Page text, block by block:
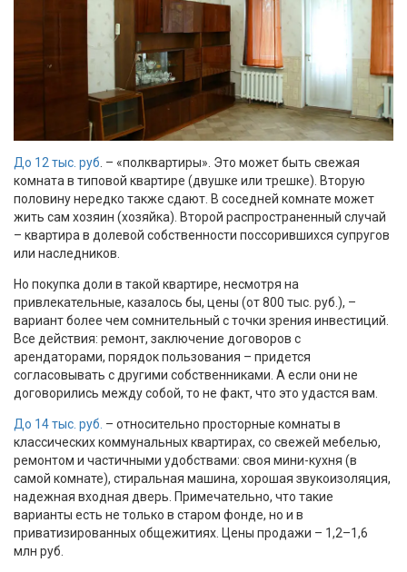
До 12 тыс. руб. – «полквартиры». Это может быть свежая
комната в типовой квартире (двушке или трешке). Вторую
половину нередко также сдают. В соседней комнате может
жить сам хозяин (хозяйка). Второй распространенный случай
– квартира в долевой собственности поссорившихся супругов
или наследников.
Но покупка доли в такой квартире, несмотря на
привлекательные, казалось бы, цены (от 800 тыс. руб.), –
вариант более чем сомнительный с точки зрения инвестиций.
Все действия: ремонт, заключение договоров с
арендаторами, порядок пользования – придется
согласовывать с другими собственниками. А если они не
договорились между собой, то не факт, что это удастся вам.
До 14 тыс. руб. – относительно просторные комнаты в
классических коммунальных квартирах, со свежей мебелью,
ремонтом и частичными удобствами: своя мини-кухня (в
самой комнате), стиральная машина, хорошая звукоизоляция,
надежная входная дверь. Примечательно, что такие
варианты есть не только в старом фонде, но и в
приватизированных общежитиях. Цены продажи – 1,2–1,6
млн руб.